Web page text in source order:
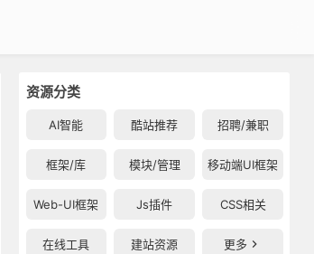
资源分类
AI智能 酷站推荐 招聘/兼职
框架/库 模块/管理 移动端UI框架
Web-UI框架 Js插件 CSS相关
在线工具 建站资源 更多